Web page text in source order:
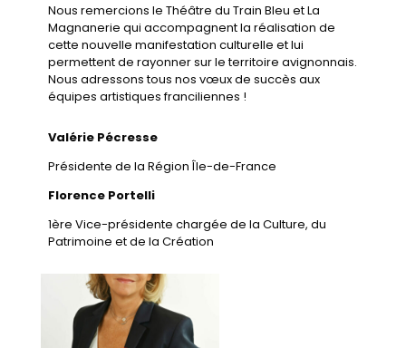
Nous remercions le Théâtre du Train Bleu et La
Magnanerie qui accompagnent la réalisation de
cette nouvelle manifestation culturelle et lui
permettent de rayonner sur le territoire avignonnais.
Nous adressons tous nos vœux de succès aux
équipes artistiques franciliennes !
Valérie Pécresse
Présidente de la Région Île-de-France
Florence Portelli
1ère Vice-présidente chargée de la Culture, du
Patrimoine et de la Création